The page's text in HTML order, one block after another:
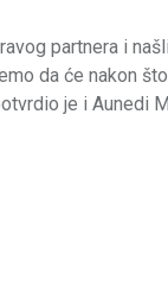
partnera i
da će nakon
je i Aunedi